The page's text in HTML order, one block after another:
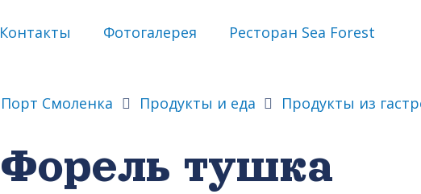
Контакты Фотогалерея Ресторан Sea Forest
Порт Смоленка Продукты и еда Продукты из
Форель тушка